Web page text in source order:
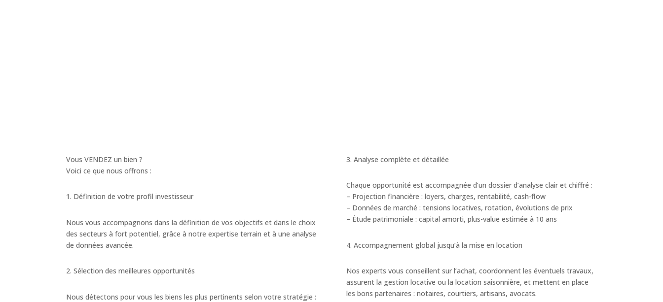
Vous VENDEZ un bien ?
Voici ce que nous offrons :
1. Définition de votre profil investisseur
Nous vous accompagnons dans la définition de vos objectifs et dans le choix
des secteurs à fort potentiel, grâce à notre expertise terrain et à une analyse
de données avancée.
2. Sélection des meilleures opportunités
Nous détectons pour vous les biens les plus pertinents selon votre stratégie :
3. Analyse complète et détaillée
Chaque opportunité est accompagnée d’un dossier d’analyse clair et chiffré :
– Projection financière : loyers, charges, rentabilité, cash-flow
– Données de marché : tensions locatives, rotation, évolutions de prix
– Étude patrimoniale : capital amorti, plus-value estimée à 10 ans
4. Accompagnement global jusqu’à la mise en location
Nos experts vous conseillent sur l’achat, coordonnent les éventuels travaux,
assurent la gestion locative ou la location saisonnière, et mettent en place
les bons partenaires : notaires, courtiers, artisans, avocats.